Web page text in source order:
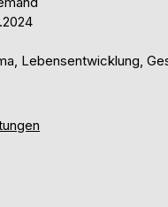
Lebensentwicklung,